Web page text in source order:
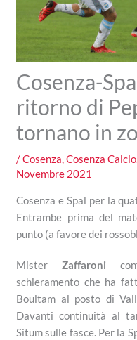
Cosenza-
ritorno di
tornano in
/Cosenza,Cosenza Calcio
Novembre 2021
Cosenza e Spal per la
Entrambe prima del
punto (a favore dei
Mister Zaffaroni
schieramento che ha
Boultam al posto di
Davanti continuità al
Situm sulle fasce. Per la